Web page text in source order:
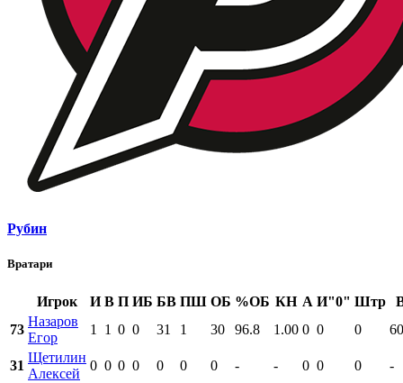
Рубин
Вратари
Игрок И В П ИБ БВ ПШ ОБ %ОБ КН А И"0" Штр
73
Назаров
Егор
1 1 0 0 31 1 30 96.8 1.00 0 0 0
31
Щетилин
Алексей
0 0 0 0 0 0 0 - - 0 0 0
-